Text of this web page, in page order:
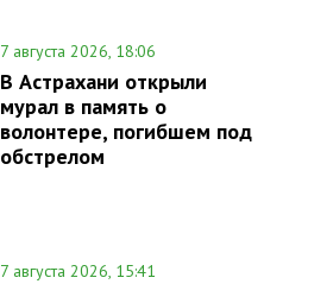
7 августа 2026, 18:06
В Астрахани открыли
мурал в память о
волонтере, погибшем под
обстрелом
7 августа 2026, 15:41